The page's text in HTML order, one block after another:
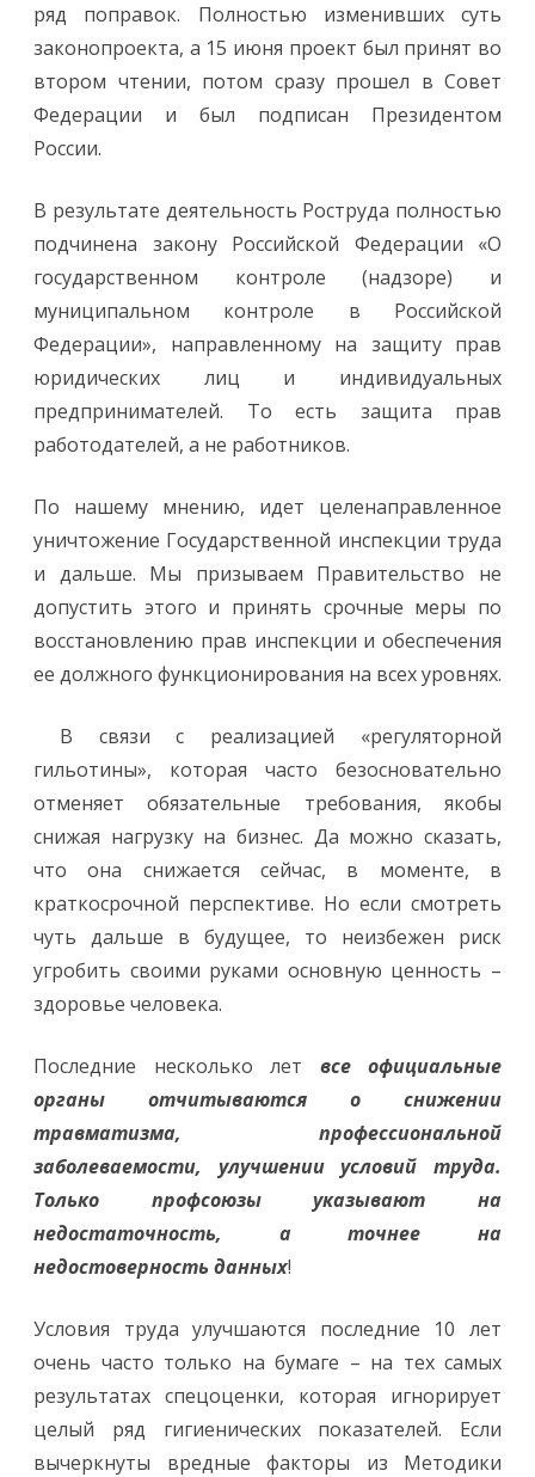
ряд поправок. Полностью изменивших суть
законопроекта, а 15 июня проект был принят во
втором чтении, потом сразу прошел в Совет
Федерации и был подписан Президентом
России.
В результате деятельность Роструда полностью
подчинена закону Российской Федерации «О
государственном контроле (надзоре) и
муниципальном контроле в Российской
Федерации», направленному на защиту прав
юридических лиц и индивидуальных
предпринимателей. То есть защита прав
работодателей, а не работников.
По нашему мнению, идет целенаправленное
уничтожение Государственной инспекции труда
и дальше. Мы призываем Правительство не
допустить этого и принять срочные меры по
восстановлению прав инспекции и обеспечения
ее должного функционирования на всех уровнях.
В связи с реализацией «регуляторной
гильотины», которая часто безосновательно
отменяет обязательные требования, якобы
снижая нагрузку на бизнес. Да можно сказать,
что она снижается сейчас, в моменте, в
краткосрочной перспективе. Но если смотреть
чуть дальше в будущее, то неизбежен риск
угробить своими руками основную ценность –
здоровье человека.
Последние несколько лет все официальные
органы отчитываются о снижении
травматизма, профессиональной
заболеваемости, улучшении условий труда.
Только профсоюзы указывают на
недостаточность, а точнее на
недостоверность данных!
Условия труда улучшаются последние 10 лет
очень часто только на бумаге – на тех самых
результатах спецоценки, которая игнорирует
целый ряд гигиенических показателей. Если
вычеркнуты вредные факторы из Методики